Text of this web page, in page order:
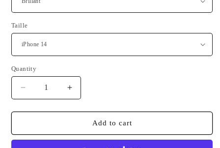
Taille
Quantity
Quantity
Decrease
quantity
for
solide
Increase
quantity
for
Coque
solide
Add to cart